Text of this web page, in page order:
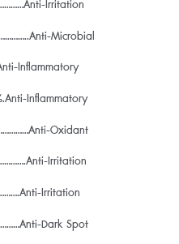
Irritation
Microbial
Inflammatory
Inflammatory
Oxidant
Irritation
Irritation
Dark Spot